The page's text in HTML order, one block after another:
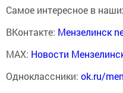
Самое интересное в
ВКонтакте: Мензелинск
MAX: Новости
Одноклассники: ok.ru/